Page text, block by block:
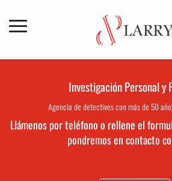
Investigación Personal y
Agencia de detectives con más de 50
Llámenos por teléfono o rellene el
pondremos en contacto